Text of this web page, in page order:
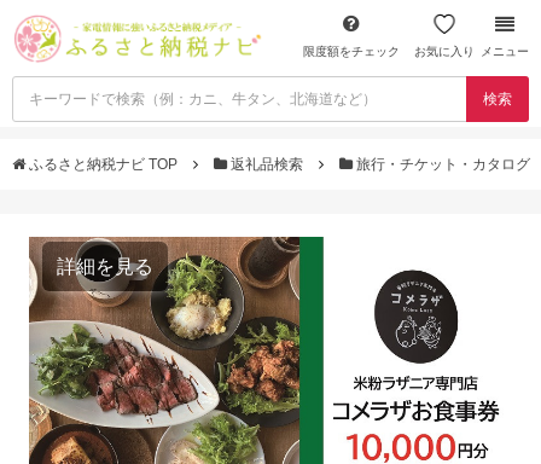
限度額をチェック お気に入り メニュー
検索
ふるさと納税ナビ TOP 返礼品検索 旅行・チケット・カタログ
詳細を見る